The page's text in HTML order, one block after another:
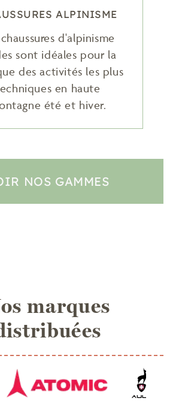
ALPINISME
d'alpinisme
sont idéales pour la
des activités les plus
en haute
été et hiver.
NOS GAMMES
marques